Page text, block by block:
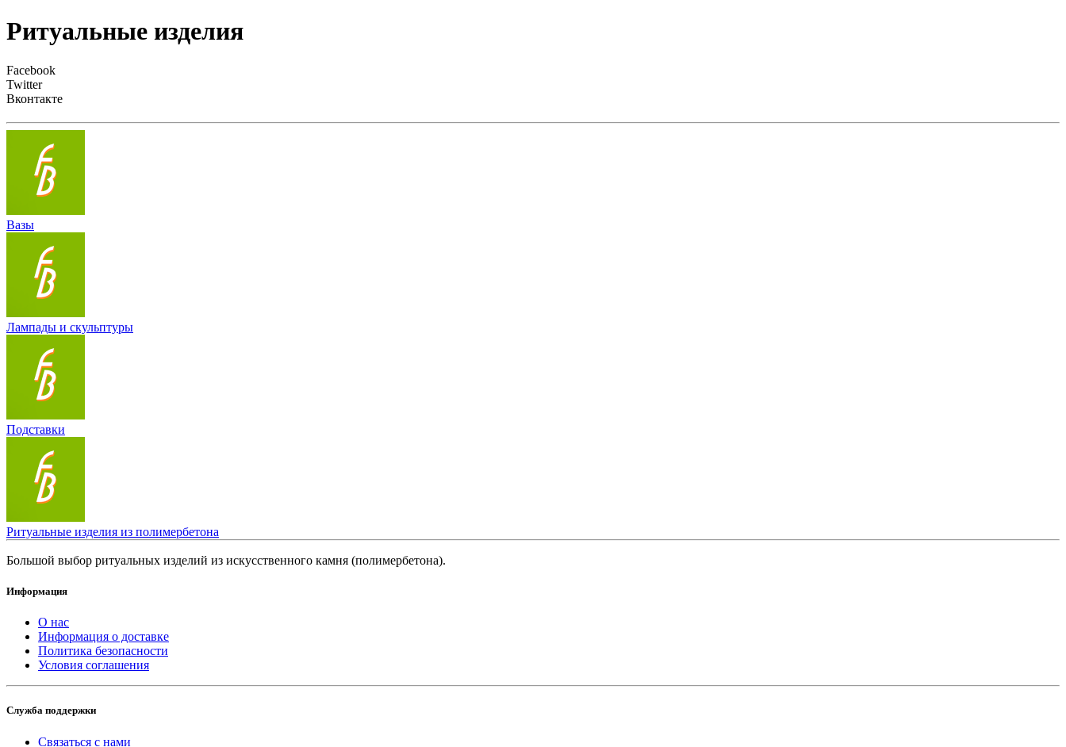
Ритуальные изделия
Facebook
Twitter
Вконтакте
Вазы
Лампады и скульптуры
Подставки
Ритуальные изделия из полимербетона
Большой выбор ритуальных изделий из искусственного камня (полимербетона).
Информация
О нас
Информация о доставке
Политика безопасности
Условия соглашения
Служба поддержки
Связаться с нами